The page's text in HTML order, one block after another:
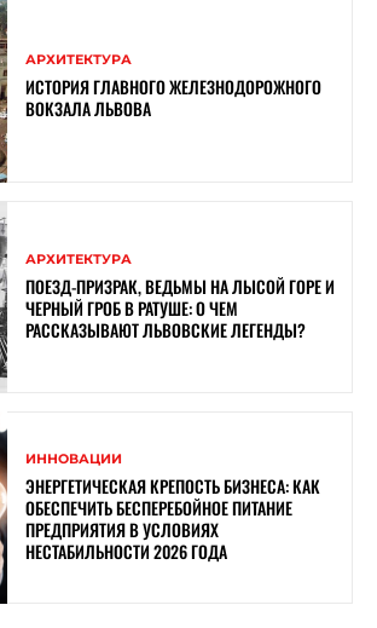
АРХИТЕКТУРА
ИСТОРИЯ ГЛАВНОГО ЖЕЛЕЗНОДОРОЖНОГО
ВОКЗАЛА ЛЬВОВА
АРХИТЕКТУРА
ПОЕЗД-ПРИЗРАК, ВЕДЬМЫ НА ЛЫСОЙ ГОРЕ И
ЧЕРНЫЙ ГРОБ В РАТУШЕ: О ЧЕМ
РАССКАЗЫВАЮТ ЛЬВОВСКИЕ ЛЕГЕНДЫ?
ИННОВАЦИИ
ЭНЕРГЕТИЧЕСКАЯ КРЕПОСТЬ БИЗНЕСА: КАК
ОБЕСПЕЧИТЬ БЕСПЕРЕБОЙНОЕ ПИТАНИЕ
ПРЕДПРИЯТИЯ В УСЛОВИЯХ
НЕСТАБИЛЬНОСТИ 2026 ГОДА